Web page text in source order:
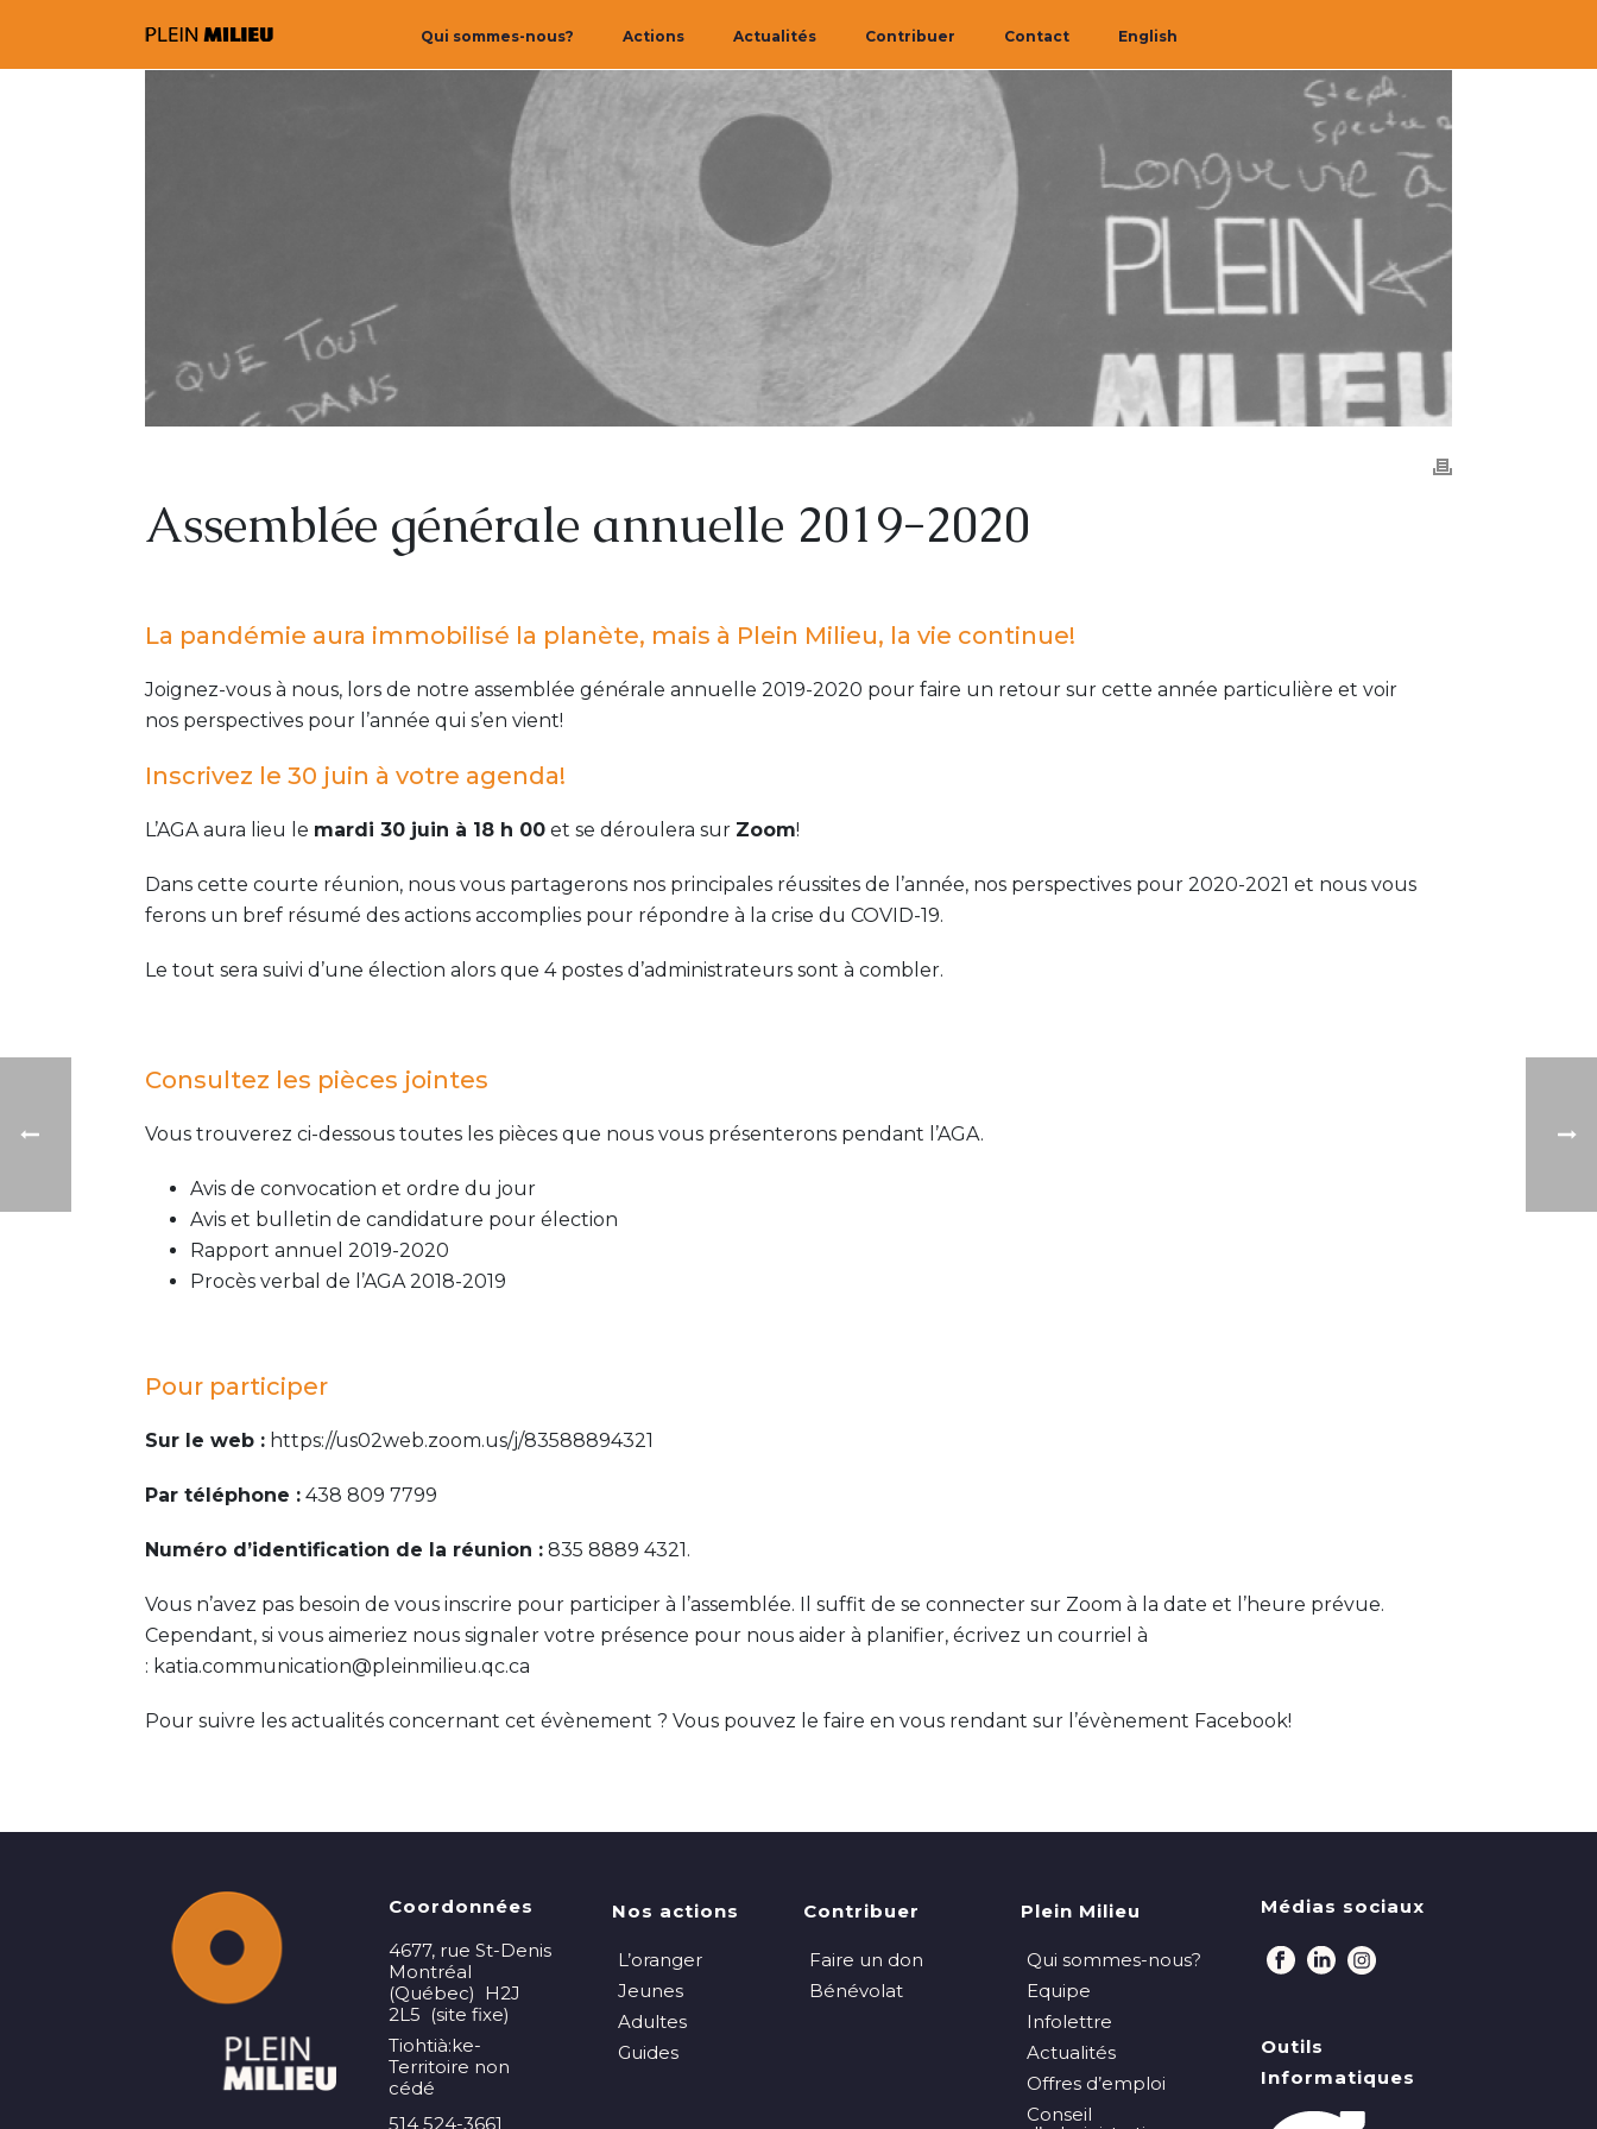
Qui sommes-nous? Actions Actualités Contribuer Contact English
Assemblée générale annuelle 2019-2020
La pandémie aura immobilisé la planète, mais à Plein Milieu, la vie continue!
Joignez-vous à nous, lors de notre assemblée générale annuelle 2019-2020 pour faire un retour sur cette année particulière et voir
nos perspectives pour l’année qui s’en vient!
Inscrivez le 30 juin à votre agenda!
L’AGA aura lieu le mardi 30 juin à 18 h 00 et se déroulera sur Zoom!
Dans cette courte réunion, nous vous partagerons nos principales réussites de l’année, nos perspectives pour 2020-2021 et nous vous
ferons un bref résumé des actions accomplies pour répondre à la crise du COVID-19.
Le tout sera suivi d’une élection alors que 4 postes d’administrateurs sont à combler.
Consultez les pièces jointes
Vous trouverez ci-dessous toutes les pièces que nous vous présenterons pendant l’AGA.
Avis de convocation et ordre du jour
Avis et bulletin de candidature pour élection
Rapport annuel 2019-2020
Procès verbal de l’AGA 2018-2019
Pour participer
Sur le web : https://us02web.zoom.us/j/83588894321
Par téléphone : 438 809 7799
Numéro d’identification de la réunion : 835 8889 4321.
Vous n’avez pas besoin de vous inscrire pour participer à l’assemblée. Il suffit de se connecter sur Zoom à la date et l’heure prévue.
Cependant, si vous aimeriez nous signaler votre présence pour nous aider à planifier, écrivez un courriel à
: katia.communication@pleinmilieu.qc.ca
Pour suivre les actualités concernant cet évènement ? Vous pouvez le faire en vous rendant sur l’évènement Facebook!
Coordonnées
4677, rue St-Denis
Montréal
(Québec) H2J
2L5 (site fixe)
Tiohtià:ke-
Territoire non
cédé
514 524-3661
Nos actions
L’oranger
Jeunes
Adultes
Guides
Contribuer
Faire un don
Bénévolat
Plein Milieu
Qui sommes-nous?
Equipe
Infolettre
Actualités
Offres d’emploi
Conseil
Médias sociaux
Outils
Informatiques